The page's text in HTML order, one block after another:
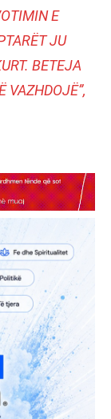
E
JU
BETEJA
VAZHDOJË”,